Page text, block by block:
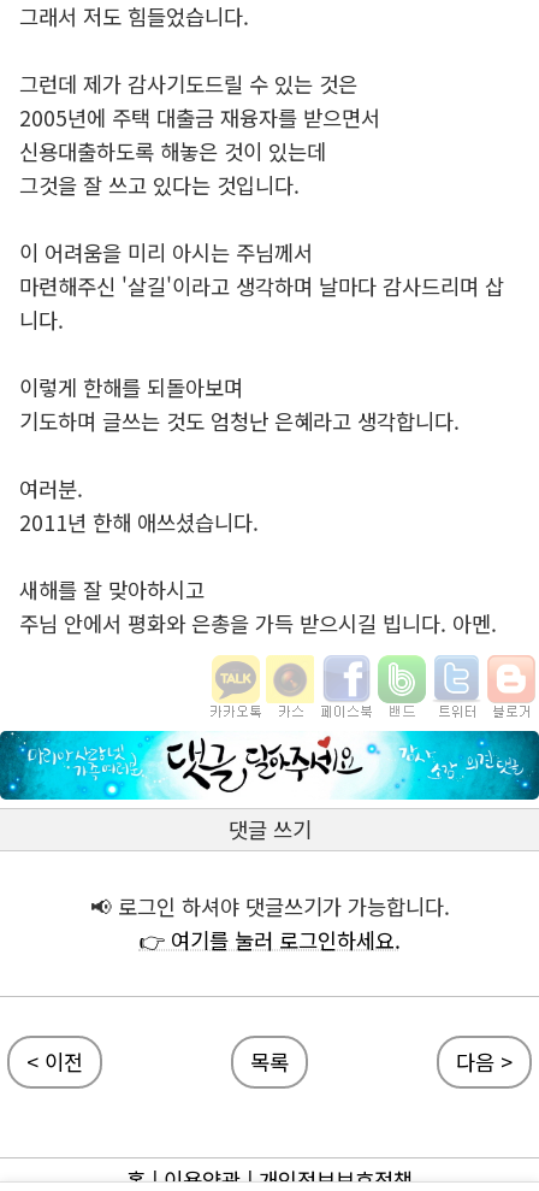
그래서 저도 힘들었습니다.
그런데 제가 감사기도드릴 수 있는 것은
2005년에 주택 대출금 재융자를 받으면서
신용대출하도록 해놓은 것이 있는데
그것을 잘 쓰고 있다는 것입니다.
이 어려움을 미리 아시는 주님께서
마련해주신 '살길'이라고 생각하며 날마다 감사드리며 삽
니다.
이렇게 한해를 되돌아보며
기도하며 글쓰는 것도 엄청난 은혜라고 생각합니다.
여러분.
2011년 한해 애쓰셨습니다.
새해를 잘 맞아하시고
주님 안에서 평화와 은총을 가득 받으시길 빕니다. 아멘.
댓글 쓰기
📢 로그인 하셔야 댓글쓰기가 가능합니다.
👉 여기를 눌러 로그인하세요.
< 이전 목록 다음 >
홈|이용약관|개인정보보호정책